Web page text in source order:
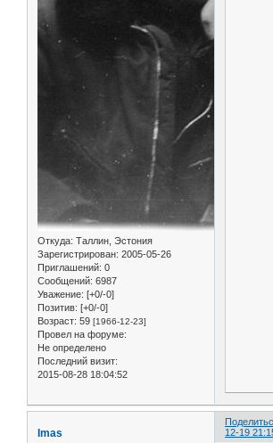
Откуда: Таллин, Эстония
Зарегистрирован: 2005-05-26
Приглашений: 0
Сообщений: 6987
Уважение: [+0/-0]
Позитив: [+0/-0]
Возраст: 59 [1966-12-23]
Провел на форуме:
Не определено
Последний визит:
2015-08-28 18:04:52
12-19
Imas